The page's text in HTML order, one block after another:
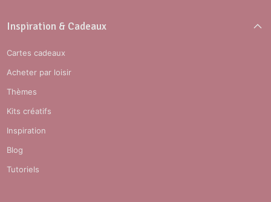
Inspiration & Cadeaux
Cartes cadeaux
Acheter par loisir
Thèmes
Kits créatifs
Inspiration
Blog
Tutoriels